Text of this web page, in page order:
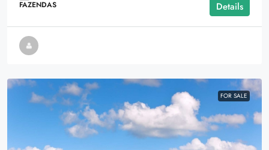
FAZENDAS Details
FOR SALE